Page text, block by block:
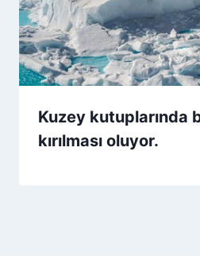
Kuzey kutuplarında
kırılması oluyor.